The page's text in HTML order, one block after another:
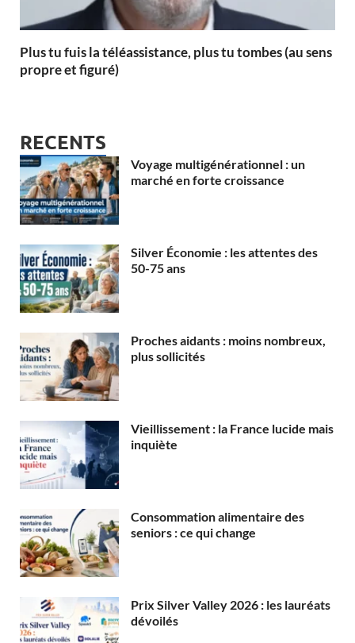
Plus tu fuis la téléassistance, plus tu tombes (au sens
propre et figuré)
RECENTS
Voyage multigénérationnel : un
marché en forte croissance
Silver Économie : les attentes des
50-75 ans
Proches aidants : moins nombreux,
plus sollicités
Vieillissement : la France lucide mais
inquiète
Consommation alimentaire des
seniors : ce qui change
Prix Silver Valley 2026 : les lauréats
dévoilés